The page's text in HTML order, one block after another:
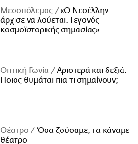
Μεσοπόλεμος
«Ο Νεοέλλην
άρχισε να λούεται. Γεγονός
κοσμοϊστορικής σημασίας»
Οπτική Γωνία
Αριστερά και δεξιά:
Ποιος θυμάται πια τι σημαίνουν;
Θέατρο
Όσα ζούσαμε, τα κάναμε
θέατρο